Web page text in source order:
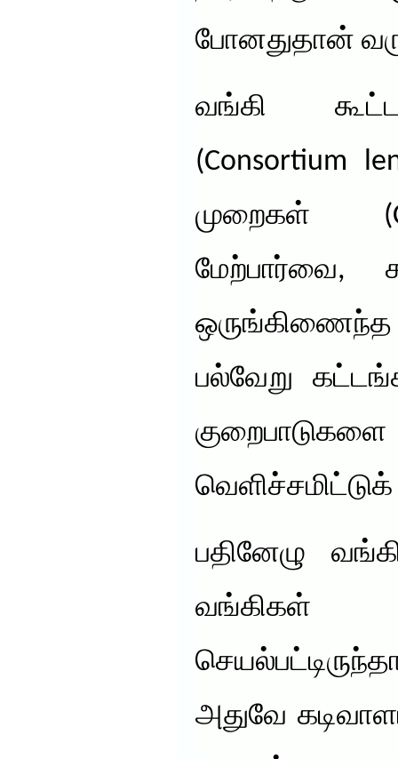
போனதுதான்
வங்கி
(Consortium
முறைகள்
மேற்பார்வை,
ஒருங்கிணைந்த
பல்வேறு
பதினேழு
வங்கிகள்
அதுவே